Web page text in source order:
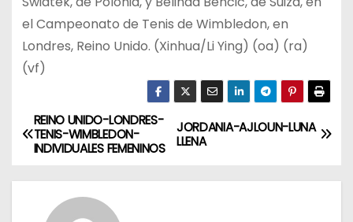
el Campeonato de Tenis de Wimbledon, en
Londres, Reino Unido. (Xinhua/Li Ying) (oa) (ra)
(vf)
N
a
JORDANIA-AJLOUN-LUNA
LLENA
REINO UNIDO-LONDRES-
TENIS-WIMBLEDON-
INDIVIDUALES FEMENINOS